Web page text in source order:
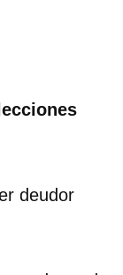
deudor